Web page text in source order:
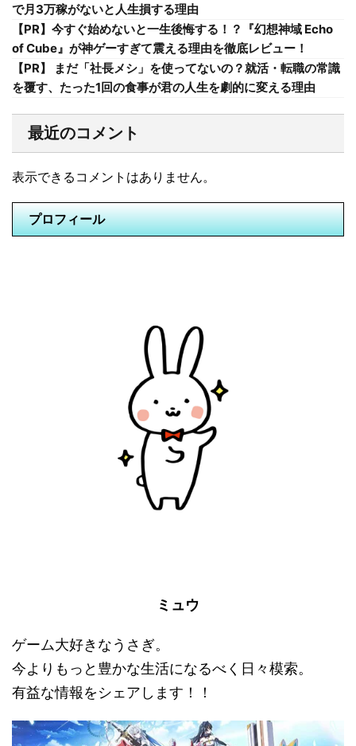
で月3万稼がないと人生損する理由
【PR】今すぐ始めないと一生後悔する！？『幻想神域 Echo
of Cube』が神ゲーすぎて震える理由を徹底レビュー！
【PR】 まだ「社長メシ」を使ってないの？就活・転職の常識
を覆す、たった1回の食事が君の人生を劇的に変える理由
最近のコメント
表示できるコメントはありません。
プロフィール
ミュウ
ゲーム大好きなうさぎ。
今よりもっと豊かな生活になるべく日々模索。
有益な情報をシェアします！！